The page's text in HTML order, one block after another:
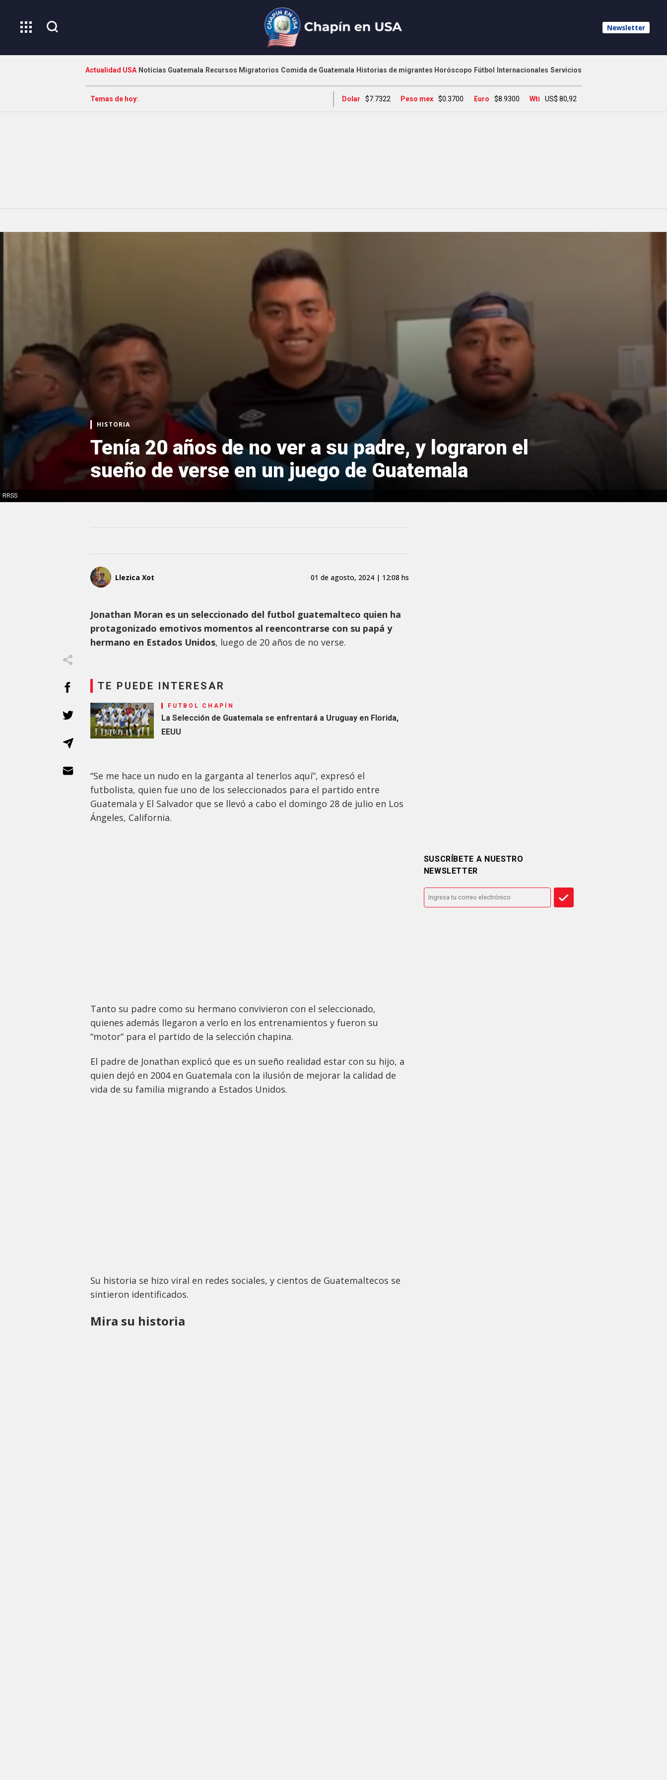
Newsletter
Actualidad USA Noticias Guatemala Recursos Migratorios Comida de Guatemala Historias de migrantes Horóscopo Fútbol Internacionales Servicios
Temas de hoy: Dolar $7.7322 Peso mex $0.3700 Euro $8.9300 Wti US$ 80,92
RRSS
HISTORIA
Tenía 20 años de no ver a su padre, y lograron el
sueño de verse en un juego de Guatemala
Llezica Xot 01 de agosto, 2024 | 12:08 hs
Jonathan Moran es un seleccionado del futbol guatemalteco quien ha
protagonizado emotivos momentos al reencontrarse con su papá y
hermano en Estados Unidos, luego de 20 años de no verse.
TE PUEDE INTERESAR
FUTBOL CHAPÍN
La Selección de Guatemala se enfrentará a Uruguay en Florida,
EEUU
“Se me hace un nudo en la garganta al tenerlos aquí”, expresó el
futbolista, quien fue uno de los seleccionados para el partido entre
Guatemala y El Salvador que se llevó a cabo el domingo 28 de julio en Los
Ángeles, California.
Tanto su padre como su hermano convivieron con el seleccionado,
quienes además llegaron a verlo en los entrenamientos y fueron su
“motor” para el partido de la selección chapina.
El padre de Jonathan explicó que es un sueño realidad estar con su hijo, a
quien dejó en 2004 en Guatemala con la ilusión de mejorar la calidad de
vida de su familia migrando a Estados Unidos.
Su historia se hizo viral en redes sociales, y cientos de Guatemaltecos se
sintieron identificados.
Mira su historia
SUSCRÍBETE A NUESTRO
NEWSLETTER